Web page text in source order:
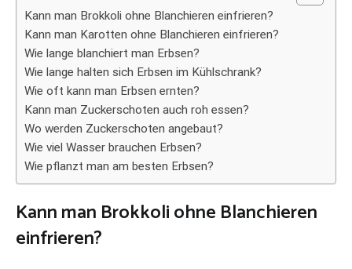
Kann man Brokkoli ohne Blanchieren einfrieren?
Kann man Karotten ohne Blanchieren einfrieren?
Wie lange blanchiert man Erbsen?
Wie lange halten sich Erbsen im Kühlschrank?
Wie oft kann man Erbsen ernten?
Kann man Zuckerschoten auch roh essen?
Wo werden Zuckerschoten angebaut?
Wie viel Wasser brauchen Erbsen?
Wie pflanzt man am besten Erbsen?
Kann man Brokkoli ohne Blanchieren
einfrieren?